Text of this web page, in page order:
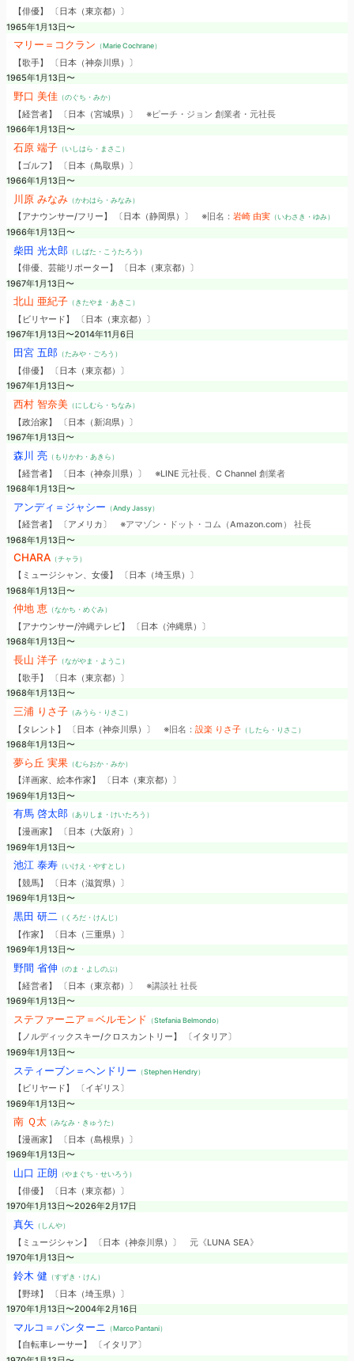
【俳優】 〔日本（東京都）〕
1965年1月13日〜
マリー＝コクラン （Marie Cochrane）
【歌手】 〔日本（神奈川県）〕
1965年1月13日〜
野口 美佳（のぐち・みか）
【経営者】 〔日本（宮城県）〕 ※ピーチ・ジョン 創業者・元社長
1966年1月13日〜
石原 端子（いしはら・まさこ）
【ゴルフ】 〔日本（鳥取県）〕
1966年1月13日〜
川原 みなみ（かわはら・みなみ）
【アナウンサー/フリー】 〔日本（静岡県）〕 ※旧名： 岩崎 由実（いわさき・ゆみ）
1966年1月13日〜
柴田 光太郎（しばた・こうたろう）
【俳優、芸能リポーター】 〔日本（東京都）〕
1967年1月13日〜
北山 亜紀子（きたやま・あきこ）
【ビリヤード】 〔日本（東京都）〕
1967年1月13日〜2014年11月6日
田宮 五郎（たみや・ごろう）
【俳優】 〔日本（東京都）〕
1967年1月13日〜
西村 智奈美（にしむら・ちなみ）
【政治家】 〔日本（新潟県）〕
1967年1月13日〜
森川 亮（もりかわ・あきら）
【経営者】 〔日本（神奈川県）〕 ※LINE 元社長、C Channel 創業者
1968年1月13日〜
アンディ＝ジャシー （Andy Jassy）
【経営者】 〔アメリカ〕 ※アマゾン・ドット・コム（Amazon.com） 社長
1968年1月13日〜
CHARA（チャラ）
【ミュージシャン、女優】 〔日本（埼玉県）〕
1968年1月13日〜
仲地 恵 （なかち・めぐみ）
【アナウンサー/沖縄テレビ】 〔日本（沖縄県）〕
1968年1月13日〜
長山 洋子（ながやま・ようこ）
【歌手】 〔日本（東京都）〕
1968年1月13日〜
三浦 りさ子（みうら・りさこ）
【タレント】 〔日本（神奈川県）〕 ※旧名： 設楽 りさ子（したら・りさこ）
1968年1月13日〜
夢ら丘 実果（むらおか・みか）
【洋画家、絵本作家】 〔日本（東京都）〕
1969年1月13日〜
有馬 啓太郎（ありしま・けいたろう）
【漫画家】 〔日本（大阪府）〕
1969年1月13日〜
池江 泰寿（いけえ・やすとし）
【競馬】 〔日本（滋賀県）〕
1969年1月13日〜
黒田 研二 （くろだ・けんじ）
【作家】 〔日本（三重県）〕
1969年1月13日〜
野間 省伸 （のま・よしのぶ）
【経営者】 〔日本（東京都）〕 ※講談社 社長
1969年1月13日〜
ステファーニア＝ベルモンド （Stefania Belmondo）
【ノルディックスキー/クロスカントリー】 〔イタリア〕
1969年1月13日〜
スティーブン＝ヘンドリー （Stephen Hendry）
【ビリヤード】 〔イギリス〕
1969年1月13日〜
南 Ｑ太（みなみ・きゅうた）
【漫画家】 〔日本（島根県）〕
1969年1月13日〜
山口 正朗 （やまぐち・せいろう）
【俳優】 〔日本（東京都）〕
1970年1月13日〜2026年2月17日
真矢 （しんや）
【ミュージシャン】 〔日本（神奈川県）〕 元《LUNA SEA》
1970年1月13日〜
鈴木 健 （すずき・けん）
【野球】 〔日本（埼玉県）〕
1970年1月13日〜2004年2月16日
マルコ＝パンターニ （Marco Pantani）
【自転車レーサー】 〔イタリア〕